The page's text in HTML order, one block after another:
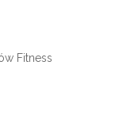
Fitness